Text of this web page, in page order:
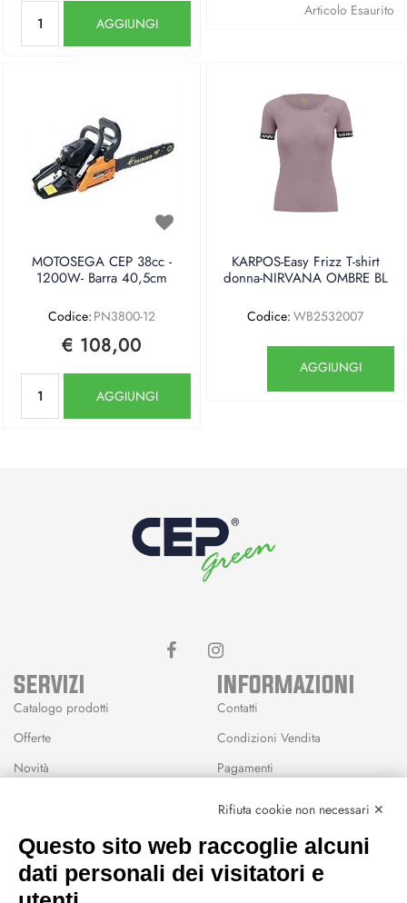
AGGIUNGI
Articolo Esaurito
MOTOSEGA CEP 38cc -
1200W- Barra 40,5cm
Codice: PN3800-12
€ 108,00
AGGIUNGI
KARPOS-Easy Frizz T-shirt
donna-NIRVANA OMBRE BL
Codice: WB2532007
AGGIUNGI
SERVIZI
Catalogo prodotti
Offerte
Novità
Wishlist
INFORMAZIONI
Contatti
Condizioni Vendita
Pagamenti
CEP GREEN
Rifiuta cookie non necessari ✕
Questo sito web raccoglie alcuni
dati personali dei visitatori e